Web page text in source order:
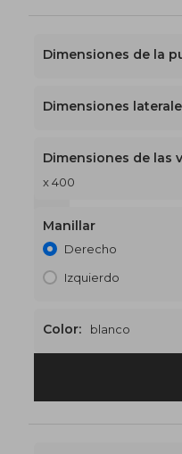
Dimensiones de la
Dimensiones
Dimensiones de las
x 400
Manillar
Derecho
Izquierdo
Color: blanco